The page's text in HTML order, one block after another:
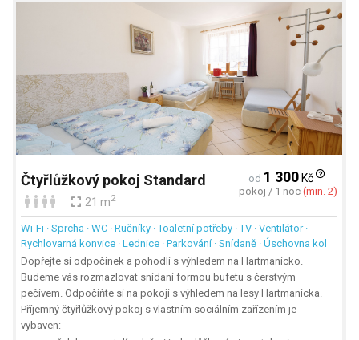
Čtyřlůžkový pokoj Standard
21 m2
od 1 300Kč
pokoj / 1 noc(min. 2)
Wi-Fi · Sprcha · WC · Ručníky · Toaletní potřeby · TV · Ventilátor ·
Rychlovarná konvice · Lednice · Parkování · Snídaně · Úschovna kol
Dopřejte si odpočinek a pohodlí s výhledem na Hartmanicko.
Budeme vás rozmazlovat snídaní formou bufetu s čerstvým
pečivem. Odpočiňte si na pokoji s výhledem na lesy Hartmanicka.
Příjemný čtyřlůžkový pokoj s vlastním sociálním zařízením je
vybaven: